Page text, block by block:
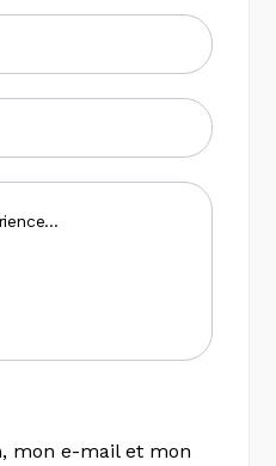
mon e-mail et mon